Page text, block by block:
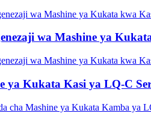
wa Mashine ya
ya Kukata Kasi ya LQ-C